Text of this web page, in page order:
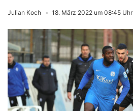
Julian Koch 18. März 2022 um 08:45 Uhr